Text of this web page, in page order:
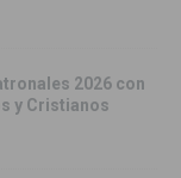
2026 con
y Cristianos